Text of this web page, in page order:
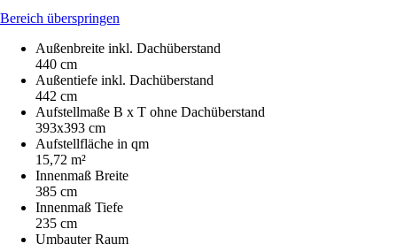
Bereich überspringen
Außenbreite inkl. Dachüberstand
440 cm
Außentiefe inkl. Dachüberstand
442 cm
Aufstellmaße B x T ohne Dachüberstand
393x393 cm
Aufstellfläche in qm
15,72 m²
Innenmaß Breite
385 cm
Innenmaß Tiefe
235 cm
Umbauter Raum